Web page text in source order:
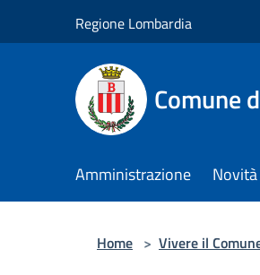
Regione Lombardia
Comune
Amministrazione Novità
Home > Vivere il